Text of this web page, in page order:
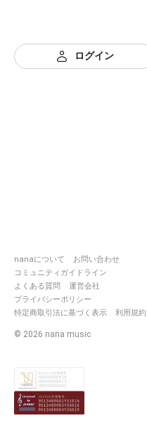
ログイン
nanaについて
お問い合わせ
コミュニティガイドライン
よくある質問
運営会社
プライバシーポリシー
特定商取引法に基づく表示
利用規約
© 2026 nana music